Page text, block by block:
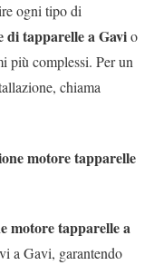
ogni tipo di
di tapparelle a Gavio
più complessi. Per un
chiama
motore tapparelle
motore tapparelle a
a Gavi, garantendo